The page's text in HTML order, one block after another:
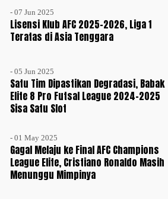
- 07 Jun 2025
Lisensi Klub AFC 2025-2026, Liga 1
Teratas di Asia Tenggara
- 05 Jun 2025
Satu Tim Dipastikan Degradasi, Babak
Elite 8 Pro Futsal League 2024-2025
Sisa Satu Slot
- 01 May 2025
Gagal Melaju ke Final AFC Champions
League Elite, Cristiano Ronaldo Masih
Menunggu Mimpinya